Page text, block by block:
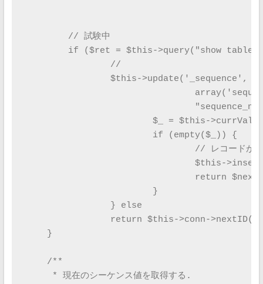
    }
    /**
     * 現在のシーケンス値を取得する.